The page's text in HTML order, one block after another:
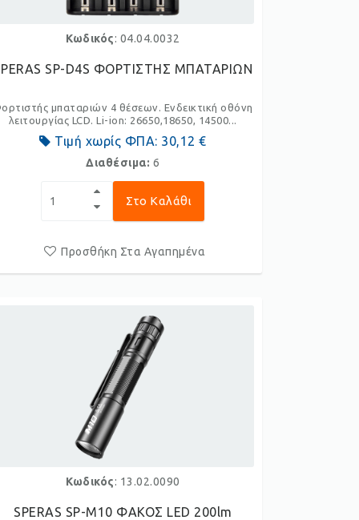
Κωδικός: 04.04.0032
SP-D4S ΦΟΡΤΙΣΤΗΣ ΜΠΑΤΑΡΙΩΝ
μπαταριών 4 θέσεων. Ενδεικτική οθόνη
λειτουργίας LCD. Li-ion: 26650,18650, 14500...
Τιμή χωρίς ΦΠΑ: 30,12 €
Διαθέσιμα: 6
Στο Καλάθι
Προσθήκη Στα Αγαπημένα
Κωδικός: 13.02.0090
SPERAS SP-M10 ΦΑΚΟΣ LED 200lm